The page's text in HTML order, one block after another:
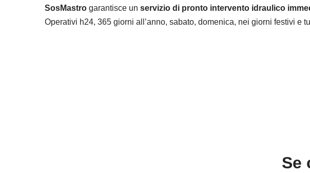
SosMastro garantisce un servizio di pronto intervento idraulico
Operativi h24, 365 giorni all’anno, sabato, domenica, nei giorni festivi e
Se